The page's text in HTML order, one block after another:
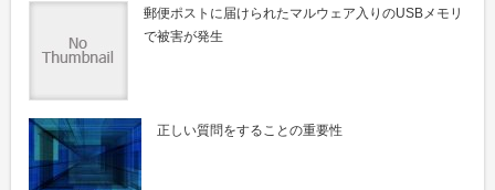
郵便ポストに届けられたマルウェア入りのUSBメモリ
で被害が発生
正しい質問をすることの重要性